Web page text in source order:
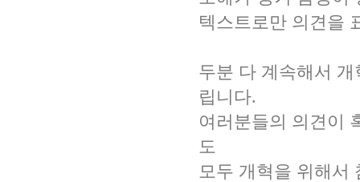
텍스트로만 의견을
두분 다 계속해서
립니다.
여러분들의 의견이
도
모두 개혁을 위해서